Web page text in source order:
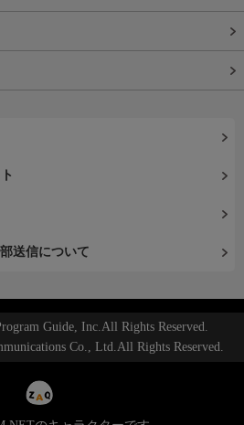
送信について
Guide, Inc.All Rights Reserved.
Co., Ltd.All Rights Reserved.